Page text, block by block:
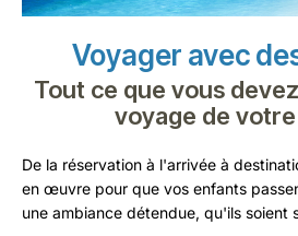
Voyager avec
Tout ce que vous
voyage de
De la réservation à l'arrivée à
en œuvre pour que vos enfants
une ambiance détendue, qu'ils soient